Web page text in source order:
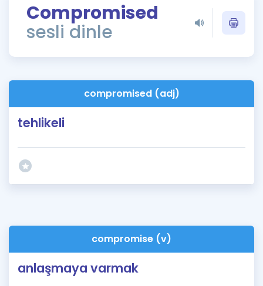
ÖSYM Sınav Takvimi
Kampanyalar
İngilizce Gramer
Compromised
sesli dinle
compromised (adj)
tehlikeli
compromise (v)
anlaşmaya varmak